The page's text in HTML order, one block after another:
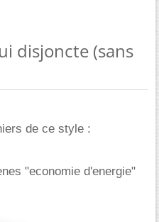
disjoncte (sans
de ce style :
"economie d'energie"